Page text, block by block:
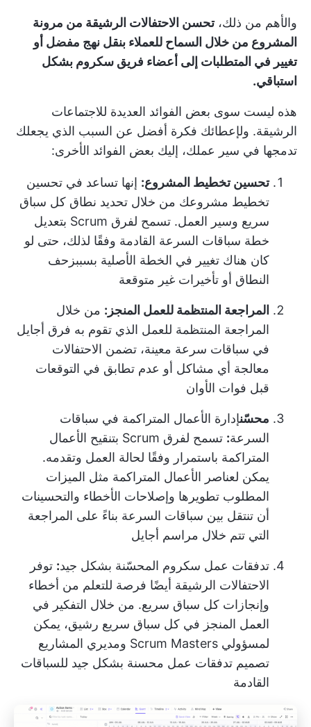
والأهم من ذلك،تحسن الاحتفالات الرشيقة من مرونة
المشروع من خلال السماح للعملاء بنقل نهج مفضل أو
تغيير في المتطلبات إلى أعضاء فريق سكروم بشكل
استباقي.
هذه ليست سوى بعض الفوائد العديدة للاجتماعات
الرشيقة. ولإعطائك فكرة أفضل عن السبب الذي يجعلك
تدمجها في سير عملك، إليك بعض الفوائد الأخرى:
تحسين تخطيط المشروع: إنها تساعد في تحسين
تخطيط مشروعك من خلال تحديد نطاق كل سباق
سريع وسير العمل. تسمح لفرق Scrum بتعديل
خطة سباقات السرعة القادمة وفقًا لذلك، حتى لو
كان هناك تغيير في الخطة الأصلية بسببزحف
النطاق أو تأخيرات غير متوقعة
المراجعة المنتظمة للعمل المنجز: من خلال
المراجعة المنتظمة للعمل الذي تقوم به فرق أجايل
في سباقات سرعة معينة، تضمن الاحتفالات
معالجة أي مشاكل أو عدم تطابق في التوقعات
قبل فوات الأوان
محسّنإدارة الأعمال المتراكمة في سباقات
السرعة:
تسمح لفرق Scrum بتنقيح الأعمال
المتراكمة باستمرار وفقًا لحالة العمل وتقدمه.
يمكن لعناصر الأعمال المتراكمة مثل الميزات
المطلوب تطويرها وإصلاحات الأخطاء والتحسينات
أن تنتقل بين سباقات السرعة بناءً على المراجعة
التي تتم خلال مراسم أجايل
تدفقات عمل سكروم المحسّنة بشكل جيد: توفر
الاحتفالات الرشيقة أيضًا فرصة للتعلم من أخطاء
وإنجازات كل سباق سريع. من خلال التفكير في
العمل المنجز في كل سباق سريع رشيق، يمكن
لمسؤولي Scrum Masters ومديري المشاريع
تصميم تدفقات عمل محسنة بشكل جيد للسباقات
القادمة